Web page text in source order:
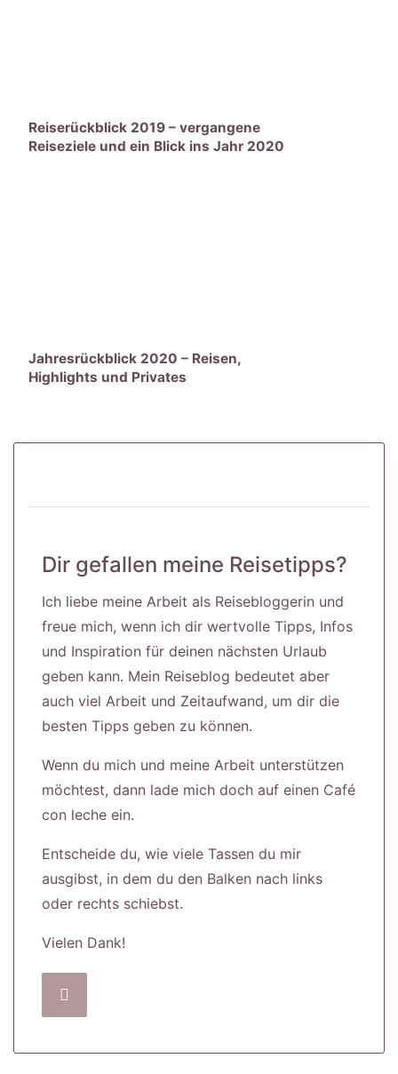
Reiserückblick 2019 – vergangene
Reiseziele und ein Blick ins Jahr 2020
Jahresrückblick 2020 – Reisen,
Highlights und Privates
Dir gefallen meine Reisetipps?
Ich liebe meine Arbeit als Reisebloggerin und
freue mich, wenn ich dir wertvolle Tipps, Infos
und Inspiration für deinen nächsten Urlaub
geben kann. Mein Reiseblog bedeutet aber
auch viel Arbeit und Zeitaufwand, um dir die
besten Tipps geben zu können.
Wenn du mich und meine Arbeit unterstützen
möchtest, dann lade mich doch auf einen Café
con leche ein.
Entscheide du, wie viele Tassen du mir
ausgibst, in dem du den Balken nach links
oder rechts schiebst.
Vielen Dank!